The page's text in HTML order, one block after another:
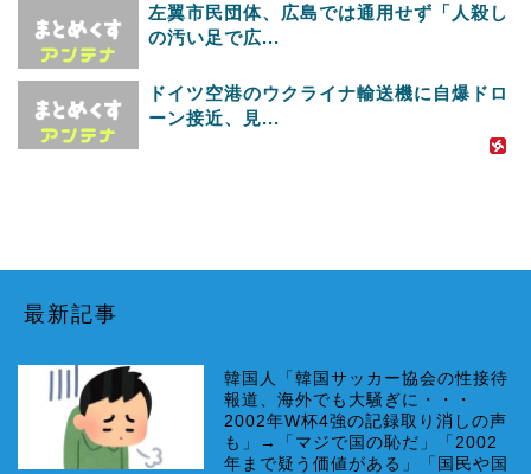
左翼市民団体、広島では通用せず「人殺し
の汚い足で広...
ドイツ空港のウクライナ輸送機に自爆ドロ
ーン接近、見...
最新記事
韓国人「韓国サッカー協会の性接待
報道、海外でも大騒ぎに・・・
2002年W杯4強の記録取り消しの声
も」→「マジで国の恥だ」「2002
年まで疑う価値がある」「国民や国